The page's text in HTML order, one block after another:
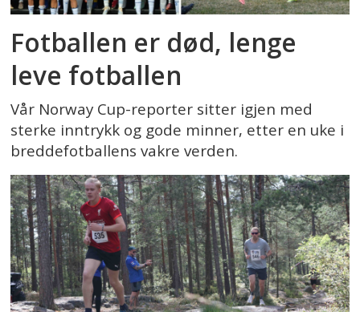
Fotballen er død, lenge
leve fotballen
Vår Norway Cup-reporter sitter igjen med
sterke inntrykk og gode minner, etter en uke i
breddefotballens vakre verden.